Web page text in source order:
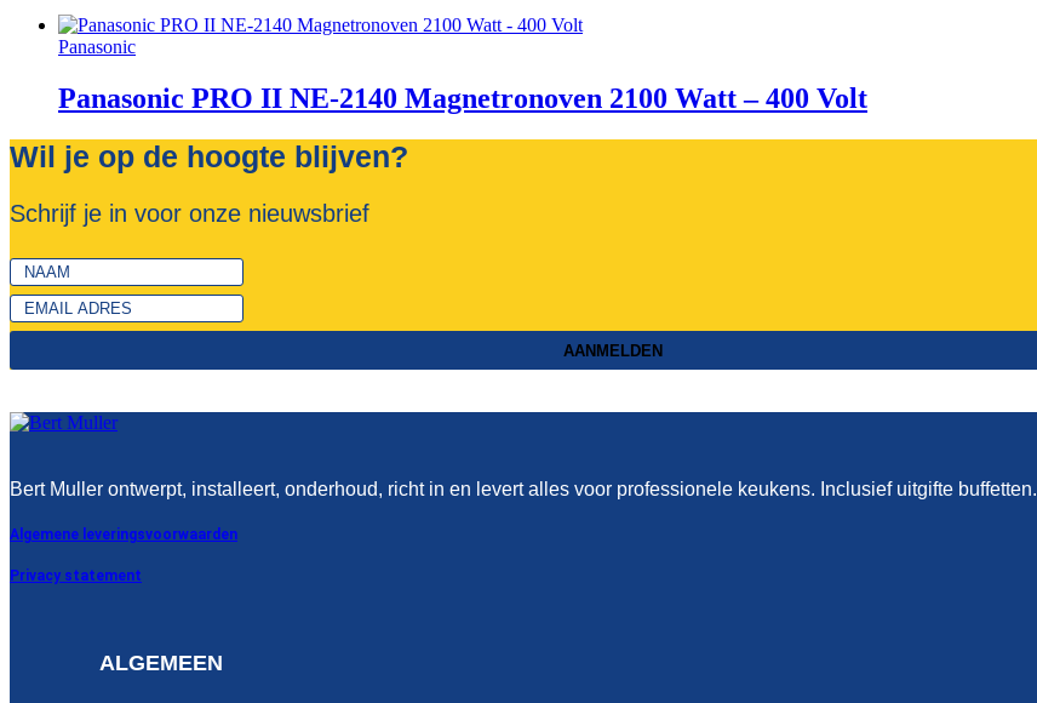
Panasonic
Panasonic PRO II NE-2140 Magnetronoven 2100 Watt – 400 Volt
Wil je op de hoogte blijven?
Schrijf je in voor onze nieuwsbrief
AANMELDEN
Bert Muller ontwerpt, installeert, onderhoud, richt in en levert alles voor professionele keukens. Inclusief uitgifte buffetten.
Algemene leveringsvoorwaarden
Privacy statement
ALGEMEEN